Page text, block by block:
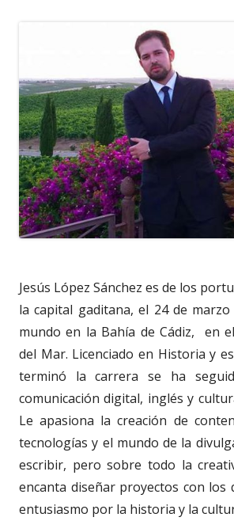
Jesús López Sánchez es de los
la capital gaditana, el 24 de
mundo en la Bahía de Cádiz, en
del Mar. Licenciado en Historia y
terminó la carrera se ha
comunicación digital, inglés y
Le apasiona la creación de
tecnologías y el mundo de la
escribir, pero sobre todo la
encanta diseñar proyectos con los
entusiasmo por la historia y la